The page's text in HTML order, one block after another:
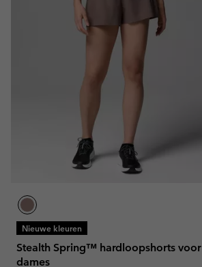
Nieuwe kleuren
Stealth Spring™ hardloopshorts voor
dames